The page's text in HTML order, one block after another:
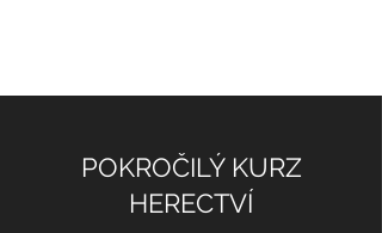
POKROČILÝ KURZ
HERECTVÍ